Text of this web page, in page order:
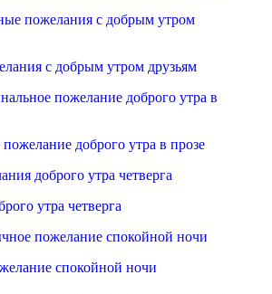
с добрым утром друзьям
доброго утра в прозе
утра четверга
спокойной ночи